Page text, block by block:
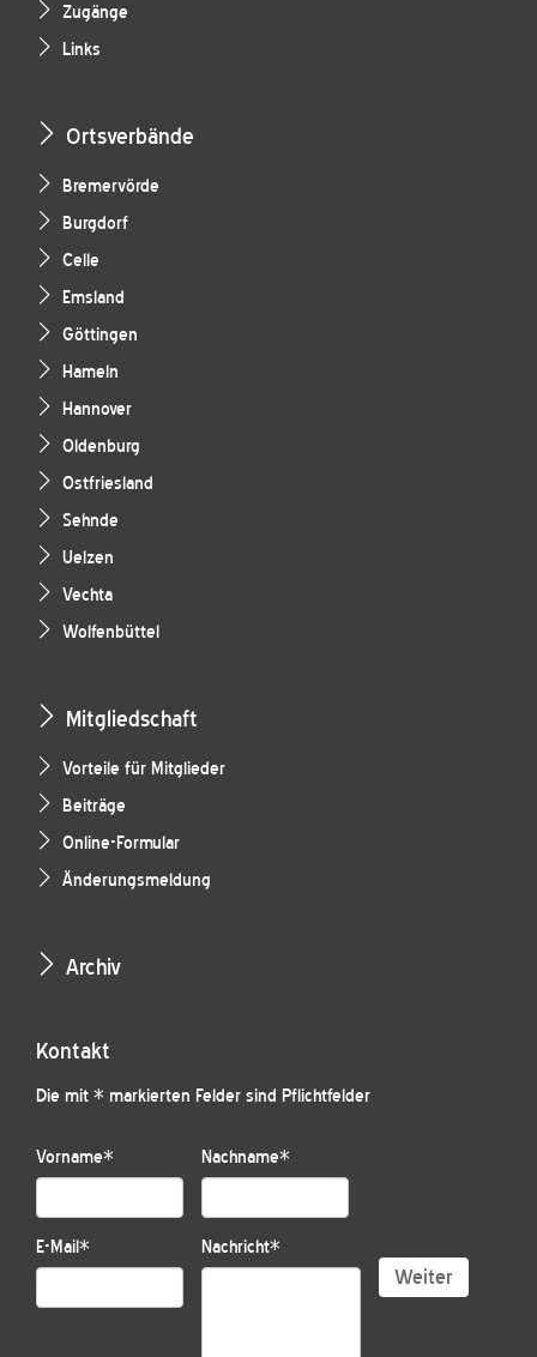
Zugänge
Links
Ortsverbände
Bremervörde
Burgdorf
Celle
Emsland
Göttingen
Hameln
Hannover
Oldenburg
Ostfriesland
Sehnde
Uelzen
Vechta
Wolfenbüttel
Mitgliedschaft
Vorteile für Mitglieder
Beiträge
Online-Formular
Änderungsmeldung
Archiv
Kontakt
Die mit * markierten Felder sind Pflichtfelder
Vorname* Nachname*
E-Mail* Nachricht*
Weiter